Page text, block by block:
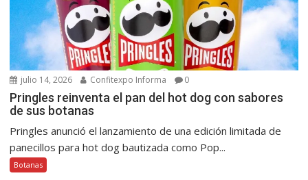
julio 14, 2026 Confitexpo Informa 0
Pringles reinventa el pan del hot dog con sabores
de sus botanas
Pringles anunció el lanzamiento de una edición limitada de
panecillos para hot dog bautizada como Pop...
Botanas